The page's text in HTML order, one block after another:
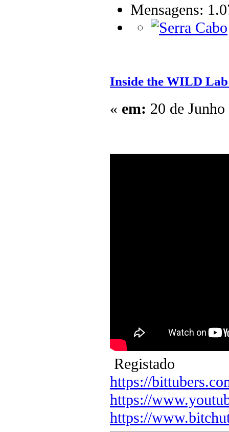
Mensagens:
Inside the WILD
« em: 20 de
Registado
https://
https://
https://